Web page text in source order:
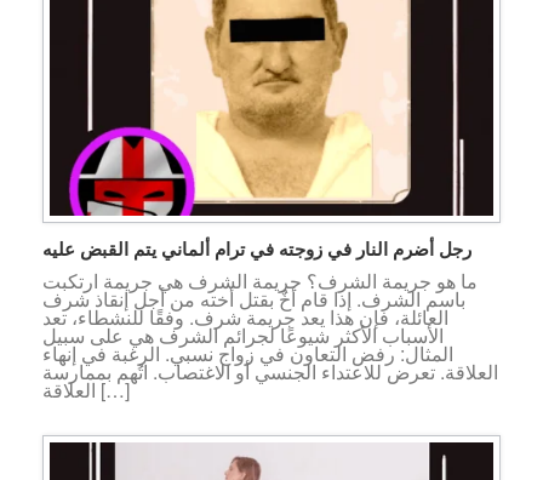
رجل أضرم النار في زوجته في ترام ألماني يتم القبض عليه
ما هو جريمة الشرف؟ جريمة الشرف هي جريمة ارتكبت
باسم الشرف. إذا قام أخٌ بقتل أخته من أجل إنقاذ شرف
العائلة، فإن هذا يعد جريمة شرف. وفقًا للنشطاء، تعد
الأسباب الأكثر شيوعًا لجرائم الشرف هي على سبيل
المثال: رفض التعاون في زواج نسبي. الرغبة في إنهاء
العلاقة. تعرض للاعتداء الجنسي أو الاغتصاب. اتُهم بممارسة
العلاقة […]